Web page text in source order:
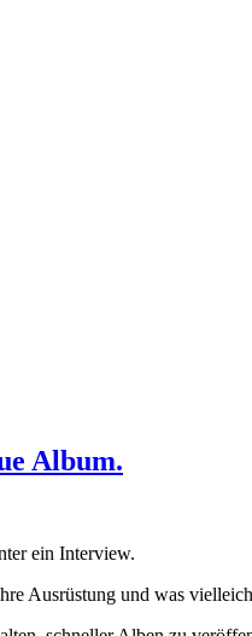
Album.
ein Interview.
Ausrüstung und was